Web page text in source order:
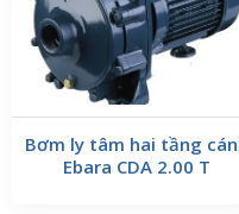
Bơm ly tâm hai tầng
Ebara CDA 2.00 T